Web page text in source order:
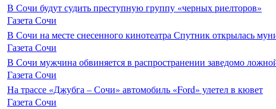
В Сочи будут судить преступную группу «черных риелторов»
Газета Сочи
В Сочи на месте снесенного кинотеатра Спутник открылась
Газета Сочи
В Сочи мужчина обвиняется в распространении заведомо
Газета Сочи
На трассе «Джубга – Сочи» автомобиль «Ford» улетел в кювет
Газета Сочи